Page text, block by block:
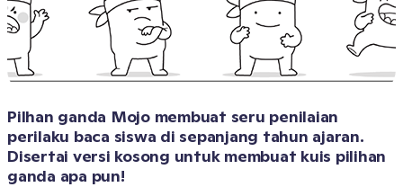
Pilhan ganda Mojo membuat seru penilaian
perilaku baca siswa di sepanjang tahun ajaran.
Disertai versi kosong untuk membuat kuis pilihan
ganda apa pun!